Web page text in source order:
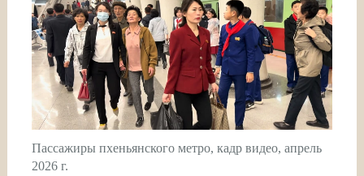
Пассажиры пхеньянского метро, кадр видео, апрель
2026 г.